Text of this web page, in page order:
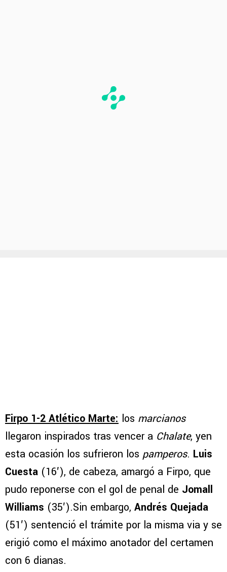
Firpo 1-2 Atlético Marte: los marcianos
llegaron inspirados tras vencer a Chalate, yen
esta ocasión los sufrieron los pamperos. Luis
Cuesta (16′), de cabeza, amargó a Firpo, que
pudo reponerse con el gol de penal de Jomall
Williams (35′).Sin embargo, Andrés Quejada
(51′) sentenció el trámite por la misma via y se
erigió como el máximo anotador del certamen
con 6 dianas.